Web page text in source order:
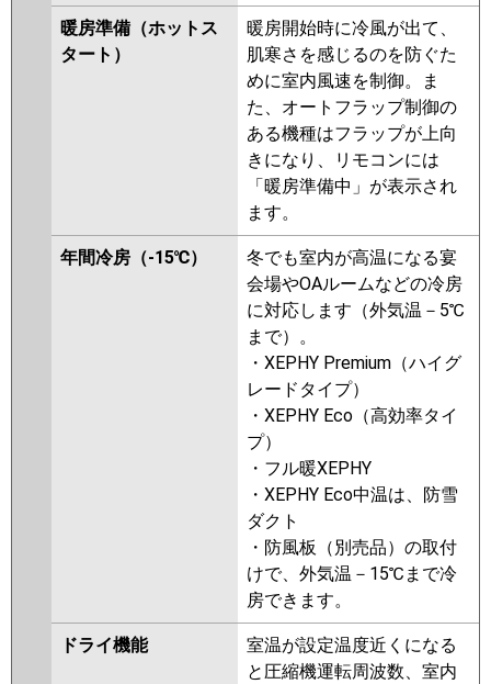
FDFK805H5S FDFV805H5S
パナソニック PA-P80B7KNB PA-P80B7KB PA-
P80B7HB PA-P80B7HNB PA-
P80B7K PA-P80B7KN PA-
P80B7H PA-P80B7HN PA-
P80B6KB PA-P80B6KNB PA-
P80B6CNB PA-P80B6CB PA-
P80B6HB PA-P80B6HNB
P80B6KA PA-P80B6KN1 PA-
P80B6HA PA-P80B6HN1
暖房準備（ホットス
タート）
暖房開始時に冷風が出て、
肌寒さを感じるのを防ぐた
めに室内風速を制御。ま
た、オートフラップ制御の
ある機種はフラップが上向
きになり、リモコンには
「暖房準備中」が表示され
ます。
年間冷房（-15℃）
冬でも室内が高温になる宴
会場やOAルームなどの冷房
に対応します（外気温－5℃
まで）。
・XEPHY Premium（ハイグ
レードタイプ）
・XEPHY Eco（高効率タイ
プ）
・フル暖XEPHY
・XEPHY Eco中温は、防雪
ダクト
・防風板（別売品）の取付
けで、外気温－15℃まで冷
房できます。
ドライ機能
室温が設定温度近くになる
と圧縮機運転周波数、室内